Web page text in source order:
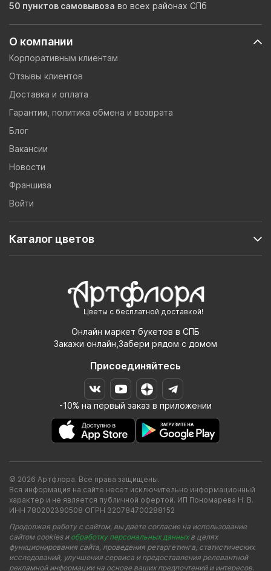
Цветы с бесплатной доставкой!
Онлайн маркет букетов в СПБ
Закажи онлайн,Забери рядом с домом
Присоединяйтесь
-10% на первый заказ в приложении
О компании
Корпоративным клиентам
Отзывы клиентов
Доставка и оплата
Гарантии, политика обмена и возврата
Блог
Вакансии
Новости
Франшиза
Войти
Каталог цветов
50 пунктов самовывоза во всех районах СПб
© 2026 Артфлора. Все права защищены.
Вся информация на сайте несет исключительно информационный
характер и не является публичной офертой. ИП Пономарева Н. В.
ИНН 780202390508 ОГРН 320784700288152
Продолжая работу с сайтом, вы даете согласие на использование
сайтом cookies и обработку персональных данныхв целях
функционирования сайта, проведения ретаргетинга, статистических
исследований, улучшения сервиса и предоставления релевантной
рекламной информации на основе ваших предпочтений и интересов.